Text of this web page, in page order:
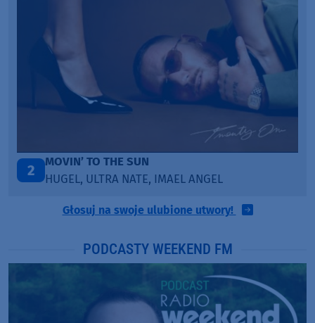
2
MOVIN’ TO THE SUN
HUGEL, ULTRA NATE, IMAEL ANGEL
Głosuj na swoje ulubione utwory!
PODCASTY WEEKEND FM